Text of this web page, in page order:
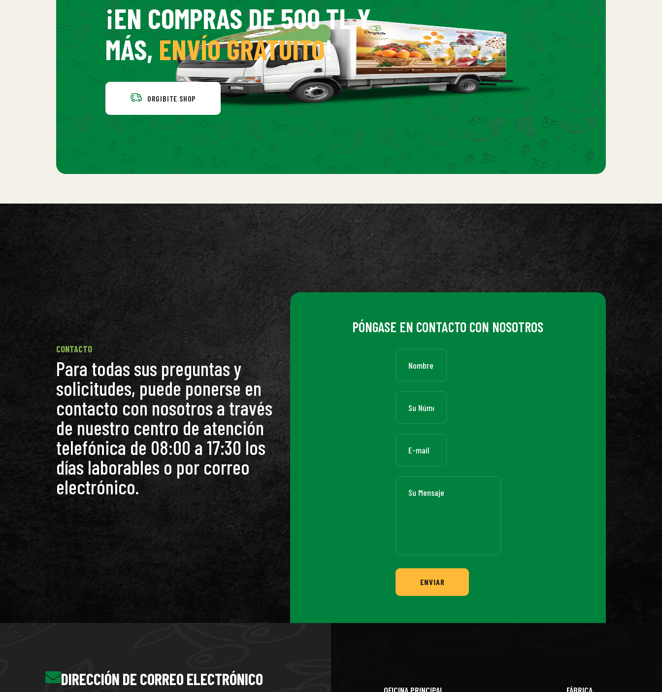
¡EN COMPRAS DE 500 TL Y
MÁS,ENVÍO GRATUITO!
ORGIBITE SHOP
CONTACTO
Para todas sus preguntas y
solicitudes, puede ponerse en
contacto con nosotros a través
de nuestro centro de atención
telefónica de 08:00 a 17:30 los
días laborables o por correo
electrónico.
PÓNGASE EN CONTACTO CON NOSOTROS
ENVIAR
DIRECCIÓN DE CORREO ELECTRÓNICO